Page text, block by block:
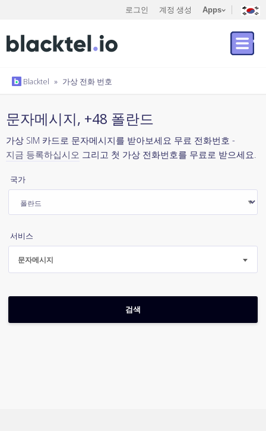
로그인 계정 생성 Apps
Blacktel » 가상 전화 번호
문자메시지, +48 폴란드
가상 SIM 카드로 문자메시지를 받아보세요 무료 전화번호 -
지금 등록하십시오 그리고 첫 가상 전화번호를 무료로 받으세요.
국가
서비스
문자메시지